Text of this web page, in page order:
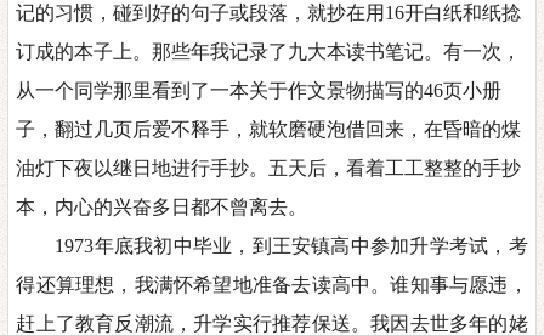
记的习惯，碰到好的句子或段落，就抄在用 16开白纸和纸捻
订成的本子上。那些年我记录了九大本读书笔记。有一次，
从一个同学那里看到了一本关于作文景物描写的46页小册
子，翻过几页后爱不释手，就软磨硬泡借回来，在昏暗的煤
油灯下夜以继日地进行手抄。五天后，看着工工整整的手抄
本，内心的兴奋多日都不曾离去。
1973年底我初中毕业，到王安镇高中参加升学考试，考
得还算理想，我满怀希望地准备去读高中。谁知事与愿违，
赶上了教育反潮流，升学实行推荐保送。我因去世多年的姥